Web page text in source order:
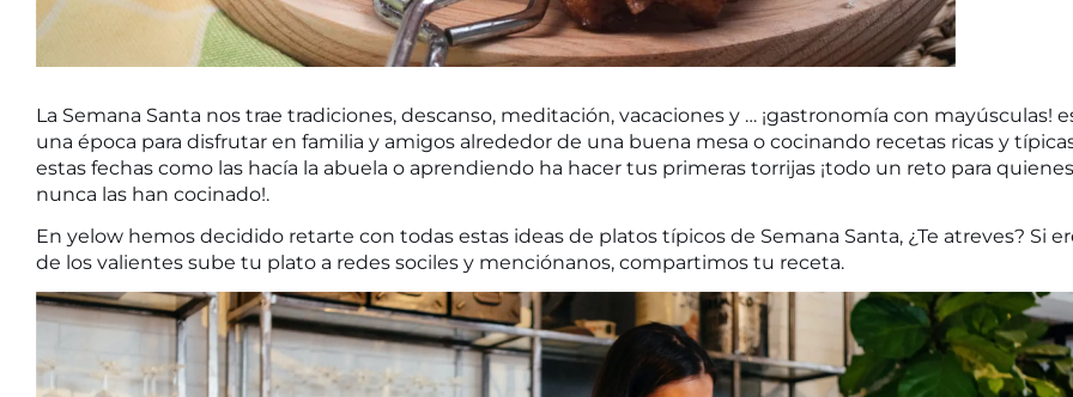
La Semana Santa nos trae tradiciones, descanso, meditación, vacaciones y … ¡gastronomía con mayúsculas!
una época para disfrutar en familia y amigos alrededor de una buena mesa o cocinando recetas ricas y
estas fechas como las hacía la abuela o aprendiendo ha hacer tus primeras torrijas ¡todo un reto para quienes
nunca las han cocinado!.
En yelow hemos decidido retarte con todas estas ideas de platos típicos de Semana Santa, ¿Te atreves? Si
de los valientes sube tu plato a redes sociles y menciónanos, compartimos tu receta.